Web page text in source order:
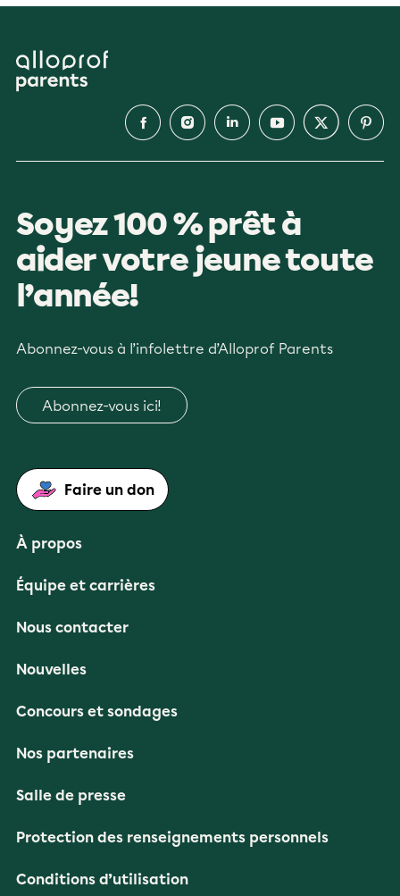
Soyez 100 % prêt à
aider votre jeune toute
l’année!
Abonnez-vous à l’infolettre d’Alloprof Parents
Abonnez-vous ici!
Faire un don
À propos
Équipe et carrières
Nous contacter
Nouvelles
Concours et sondages
Nos partenaires
Salle de presse
Protection des renseignements personnels
Conditions d’utilisation